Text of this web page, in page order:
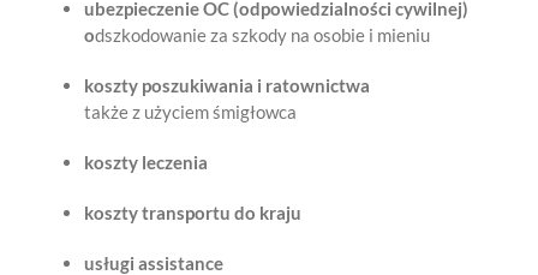
ubezpieczenie OC (odpowiedzialności cywilnej)
odszkodowanie za szkody na osobie i mieniu
koszty poszukiwania i ratownictwa
także z użyciem śmigłowca
koszty leczenia
koszty transportu do kraju
usługi assistance